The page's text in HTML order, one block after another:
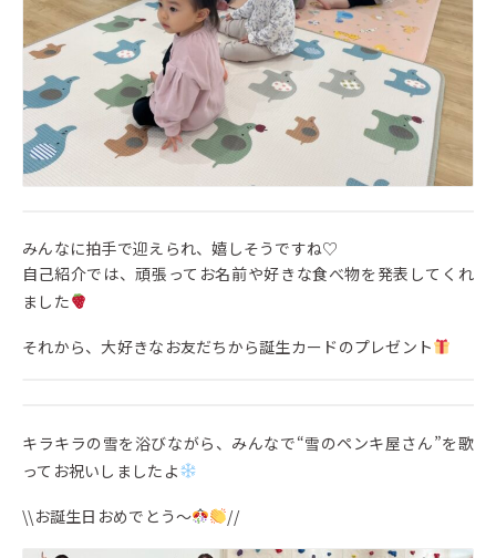
みんなに拍手で迎えられ、嬉しそうですね♡
自己紹介では、頑張ってお名前や好きな食べ物を発表してくれ
ました
それから、大好きなお友だちから誕生カードのプレゼント
キラキラの雪を浴びながら、みんなで“雪のペンキ屋さん”を歌
ってお祝いしましたよ
\\お誕生日おめでとう〜 //